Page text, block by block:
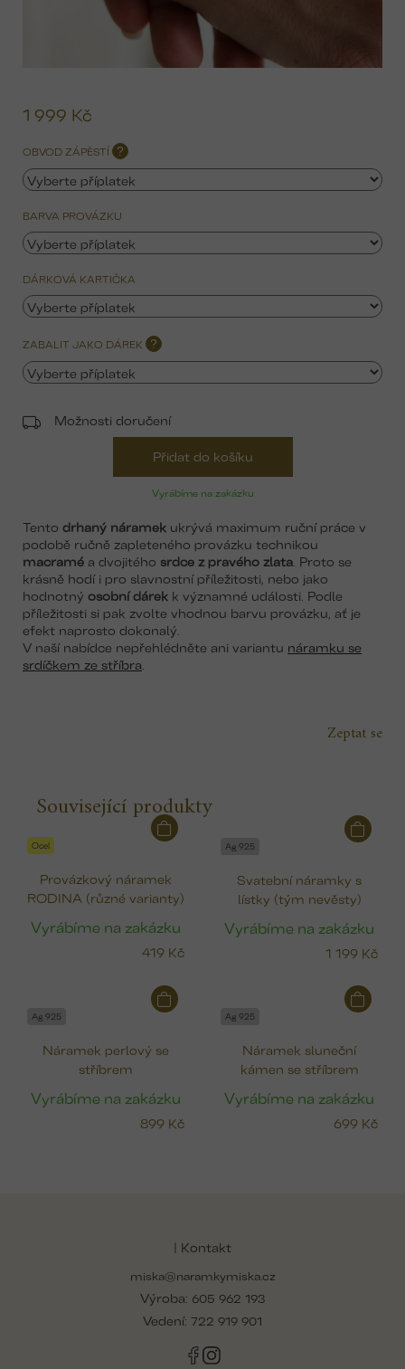
1 999 Kč
Vyrábíme na zakázku
OBVOD ZÁPĚSTÍ ?
BARVA PROVÁZKU
DÁRKOVÁ KARTIČKA
ZABALIT JAKO DÁREK ?
Možnosti doručení
Přidat do košíku
Tento drhaný náramek ukrývá maximum ruční práce v
podobě ručně zapleteného provázku technikou
macramé a dvojitého srdce z pravého zlata . Proto se
krásně hodí i pro slavnostní příležitosti, nebo jako
hodnotný osobní dárek k významné události. Podle
příležitosti si pak zvolte vhodnou barvu provázku, ať je
efekt naprosto dokonalý.
V naší nabídce nepřehlédněte ani variantu náramku se
srdíčkem ze stříbra
Zeptat se
Související produkty
Ocel
Provázkový náramek
RODINA (různé varianty)
Vyrábíme na zakázku
419 Kč
Ag 925
Svatební náramky s
lístky (tým nevěsty)
Vyrábíme na zakázku
1 199 Kč
Ag 925
Náramek perlový se
stříbrem
Vyrábíme na zakázku
899 Kč
Ag 925
Náramek sluneční
kámen se stříbrem
Vyrábíme na zakázku
699 Kč
| Kontakt
miska@naramkymiska.cz
Výroba: 605 962 193
Vedení: 722 919 901